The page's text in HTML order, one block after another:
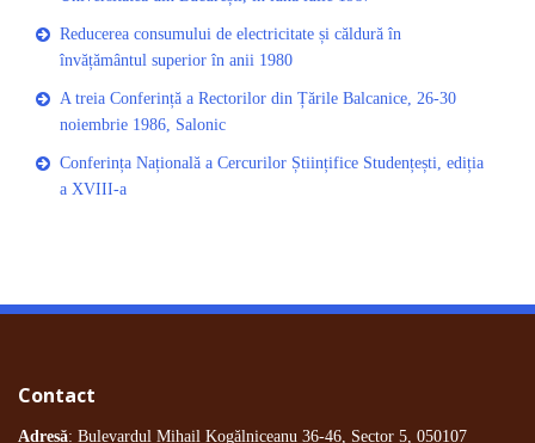
Reducerea consumului de electricitate și căldură în
învățământul superior în anii 1980
A treia Conferință a Rectorilor din Țările Balcanice, 26-30
noiembrie 1986, Salonic
Conferința Națională a Cercurilor Științifice Studențești, ediția
a XVIII-a
Contact
Adresă: Bulevardul Mihail Kogălniceanu 36-46, Sector 5, 050107